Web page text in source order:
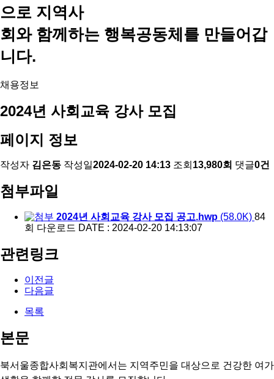
으로 지역사
회와 함께하는 행복공동체를 만들어갑
니다.
채용정보
2024년 사회교육 강사 모집
페이지 정보
작성자 김은동 작성일2024-02-20 14:13 조회 13,980회 댓글0건
첨부파일
2024년 사회교육 강사 모집 공고.hwp (58.0K) 84
회 다운로드 DATE : 2024-02-20 14:13:07
관련링크
이전글
다음글
목록
본문
북서울종합사회복지관에서는 지역주민을 대상으로 건강한 여가